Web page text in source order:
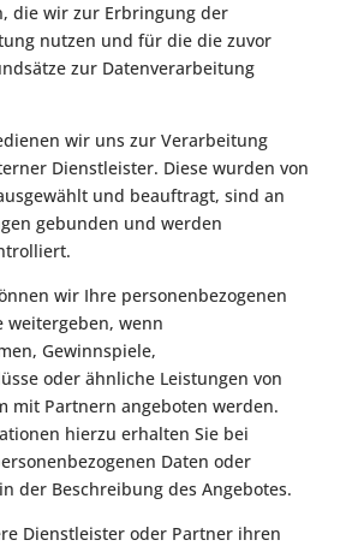
die wir zur Erbringung der
nutzen und für die die zuvor
zur Datenverarbeitung
wir uns zur Verarbeitung
Dienstleister. Diese wurden von
und beauftragt, sind an
gebunden und werden
wir Ihre personenbezogenen
weitergeben, wenn
Gewinnspiele,
oder ähnliche Leistungen von
mit Partnern angeboten werden.
hierzu erhalten Sie bei
Daten oder
der Beschreibung des Angebotes.
Dienstleister oder Partner ihren